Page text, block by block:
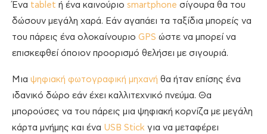
Ένα tablet ή ένα καινούριο smartphone σίγουρα θα του
δώσουν μεγάλη χαρά. Εάν αγαπάει τα ταξίδια μπορείς να
του πάρεις ένα ολοκαίνουριο GPS ώστε να μπορεί να
επισκεφθεί όποιον προορισμό θελήσει με σιγουριά.
Μια ψηφιακή φωτογραφική μηχανή θα ήταν επίσης ένα
ιδανικό δώρο εάν έχει καλλιτεχνικό πνεύμα. Θα
μπορούσες να του πάρεις μια ψηφιακή κορνίζα με μεγάλη
κάρτα μνήμης και ένα USB Stick για να μεταφέρει